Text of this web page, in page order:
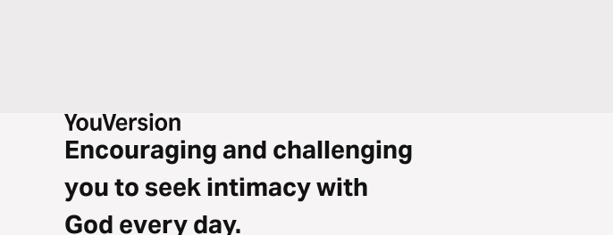
Encouraging and challenging
you to seek intimacy with
God every day.